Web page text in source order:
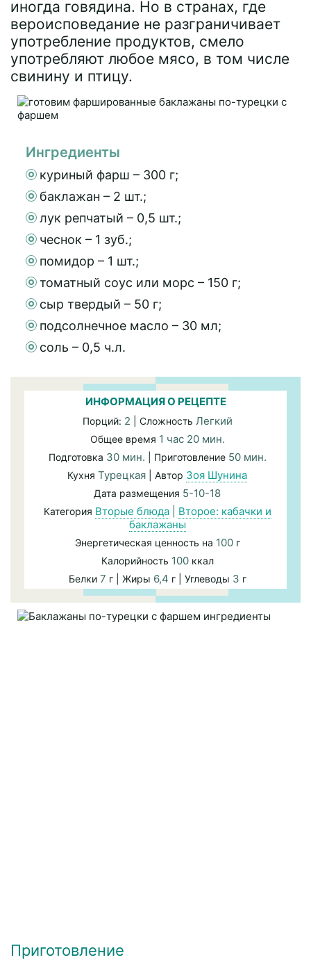
иногда говядина. Но в странах, где
вероисповедание не разграничивает
употребление продуктов, смело
употребляют любое мясо, в том числе
свинину и птицу.
Ингредиенты
куриный фарш – 300 г;
баклажан – 2 шт.;
лук репчатый – 0,5 шт.;
чеснок – 1 зуб.;
помидор – 1 шт.;
томатный соус или морс – 150 г;
сыр твердый – 50 г;
подсолнечное масло – 30 мл;
соль – 0,5 ч.л.
ИНФОРМАЦИЯ О РЕЦЕПТЕ
Порций: 2 | Сложность Легкий
Общее время 1 час 20 мин.
Подготовка 30 мин. | Приготовление 50 мин.
Кухня Турецкая | Автор Зоя Шунина
Дата размещения 5-10-18
Категория Вторые блюда| Второе: кабачки и
баклажаны
Энергетическая ценность на 100г
Калорийность 100ккал
Белки 7 г | Жиры 6,4 г | Углеводы 3 г
Приготовление